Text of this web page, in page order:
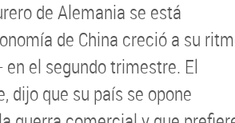
de Alemania se está
de China creció a su
el segundo trimestre. El
dijo que su país se opone